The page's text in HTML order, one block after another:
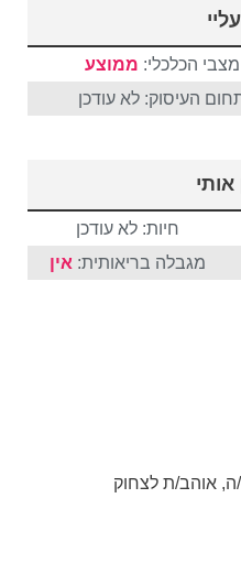
מצבי הכלכלי: ממוצע
העיסוק: לא עודכן
אותי
חיות: לא עודכן
מגבלה בריאותית: אין
ה, אוהב/ת לצחוק